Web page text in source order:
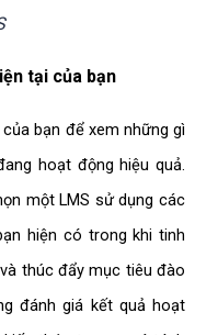
tại của bạn
bạn để xem những gì
hoạt động hiệu quả.
một LMS sử dụng các
hiện có trong khi tinh
thúc đẩy mục tiêu đào
đánh giá kết quả hoạt